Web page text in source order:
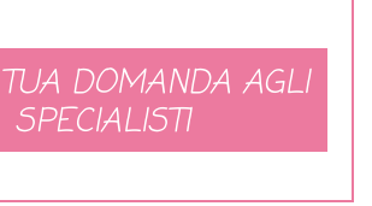
DOMANDA AGLI
SPECIALISTI